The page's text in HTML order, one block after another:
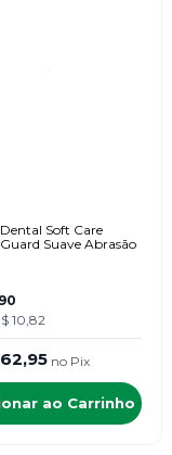
Soft Care
Suave Abrasão
10,82
no Pix
ao Carrinho